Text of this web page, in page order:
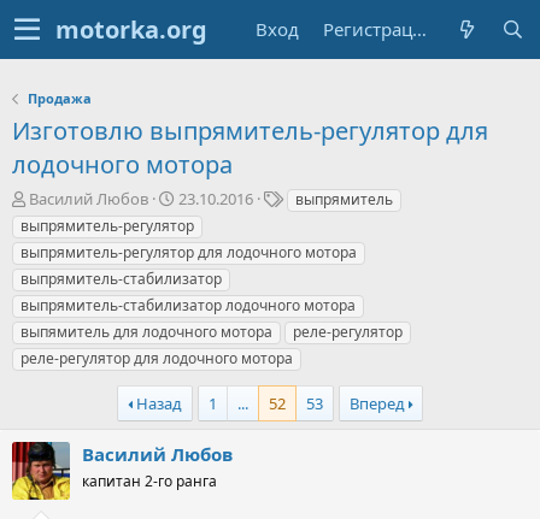
Вход Регистрация
Продажа
Изготовлю выпрямитель-регулятор для
лодочного мотора
А
в
т
о
р
т
е
м
ы
Василий Любов
Д
а
т
а
н
а
ч
а
л
а
23.10.2016
Т
г
и
выпрямитель
выпрямитель-регулятор
выпрямитель-регулятор для лодочного мотора
выпрямитель-стабилизатор
выпрямитель-стабилизатор лодочного мотора
выпямитель для лодочного мотора
реле-регулятор
реле-регулятор для лодочного мотора
Назад 1 ... 52 53 Вперед
Василий Любов
капитан 2-го ранга